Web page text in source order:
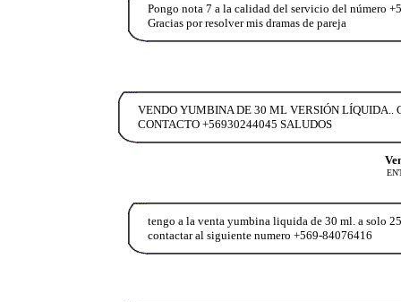
Pongo nota 7 a la calidad del servicio del número
Gracias por resolver mis dramas de pareja
VENDO YUMBINA DE 30 ML VERSIÓN LÍQUIDA..
CONTACTO +56930244045 SALUDOS
tengo a la venta yumbina liquida de 30 ml. a solo
contactar al siguiente numero +569-84076416